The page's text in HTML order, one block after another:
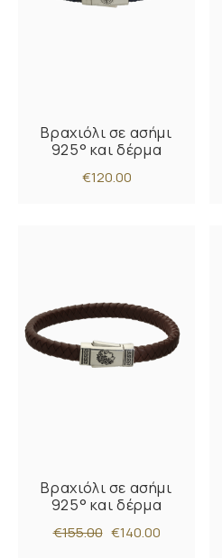
Βραχιόλι σε ασήμι
925° και δέρμα
€120.00
Βραχιόλι σε ασήμι
925° και δέρμα
€155.00 €140.00